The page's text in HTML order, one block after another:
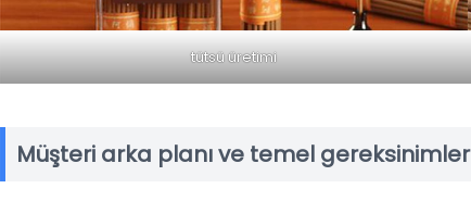
tütsü üretimi
Müşteri arka planı ve temel gereksinimler